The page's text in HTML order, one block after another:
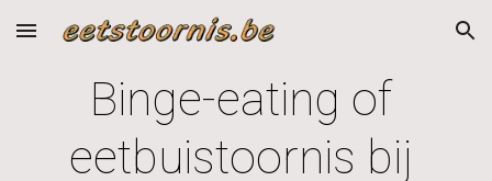
Skip to main content Skip to navigation
Binge-eating of
eetbuistoornis bij